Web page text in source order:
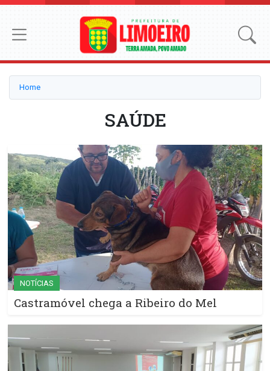
Home
SAÚDE
NOTÍCIAS
Castramóvel chega a Ribeiro do Mel